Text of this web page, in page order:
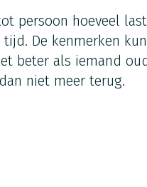
persoon hoeveel
tijd. De kenmerken
beter als iemand
niet meer terug.